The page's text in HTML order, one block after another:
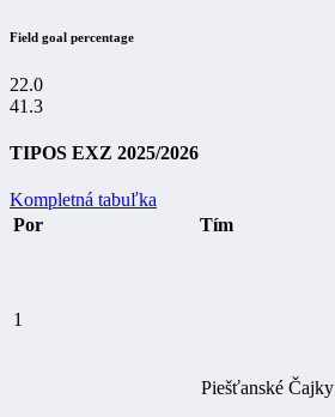
Field goal percentage
22.0
41.3
TIPOS EXZ 2025/2026
Kompletná tabuľka
Por
Tím
1
Piešťanské Čajky